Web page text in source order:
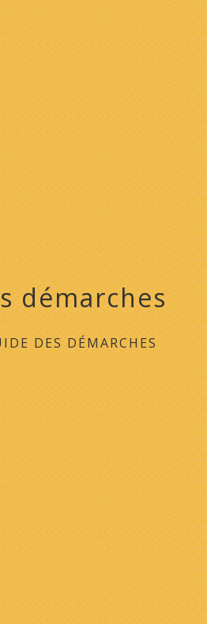
menu
démarches
DES DÉMARCHES